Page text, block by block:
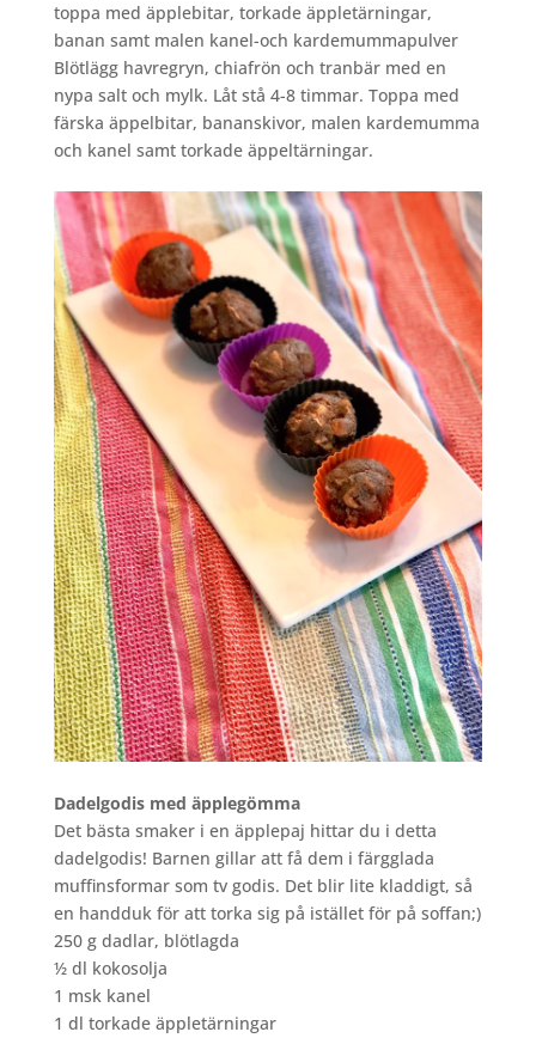
toppa med äpplebitar, torkade äppletärningar,
banan samt malen kanel-och kardemummapulver
Blötlägg havregryn, chiafrön och tranbär med en
nypa salt och mylk. Låt stå 4-8 timmar. Toppa med
färska äppelbitar, bananskivor, malen kardemumma
och kanel samt torkade äppeltärningar.
Dadelgodis med äpplegömma
Det bästa smaker i en äpplepaj hittar du i detta
dadelgodis! Barnen gillar att få dem i färgglada
muffinsformar som tv godis. Det blir lite kladdigt, så
en handduk för att torka sig på istället för på soffan;)
250 g dadlar, blötlagda
½ dl kokosolja
1 msk kanel
1 dl torkade äppletärningar